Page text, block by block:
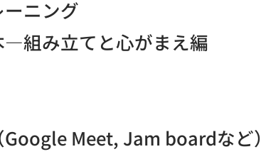
ニング
組み立てと心がまえ編
Meet, Jam boardなど）